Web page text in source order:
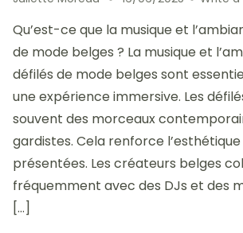
Qu’est-ce que la musique et
de mode belges ? La musique et
défilés de mode belges sont
une expérience immersive. Les
souvent des morceaux
gardistes. Cela renforce
présentées. Les créateurs belges
fréquemment avec des DJs et des
[…]